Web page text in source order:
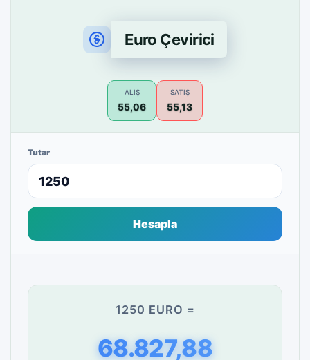
Euro Çevirici
ALIŞ
55,06
SATIŞ
55,13
Tutar
Hesapla
1250 EURO =
68.827,88